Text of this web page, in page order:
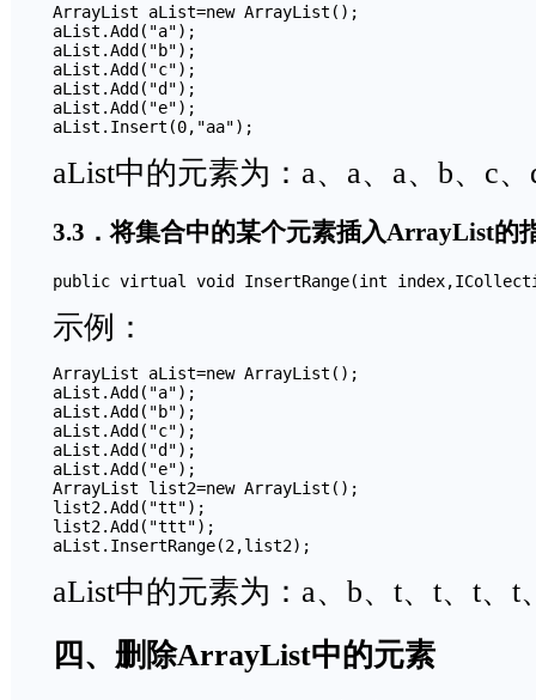
ArrayList aList=new ArrayList();
aList.Add("a");
aList.Add("b");
aList.Add("c");
aList.Add("d");
aList.Add("e");
aList.Insert(0,"aa");
aList中的元素为：a、a、a、b、c、
3.3．将集合中的某个元素插入ArrayList的
public virtual void InsertRange(int
示例：
ArrayList aList=new ArrayList();
aList.Add("a");
aList.Add("b");
aList.Add("c");
aList.Add("d");
aList.Add("e");
ArrayList list2=new ArrayList();
list2.Add("tt");
list2.Add("ttt");
aList.InsertRange(2,list2);
aList中的元素为：a、b、t、t、t、t
四、删除ArrayList中的元素